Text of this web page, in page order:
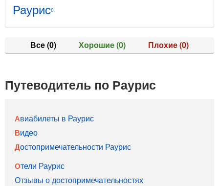
Раурис0
Все(0) Хорошие(0) Плохие(0)
Путеводитель по Раурис
Авиабилеты в Раурис
Видео
Достопримечательности Раурис
Отели Раурис
Отзывы о достопримечательностях